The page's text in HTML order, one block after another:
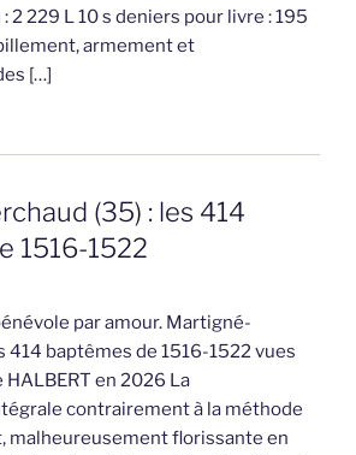
2 229 L 10 s deniers pour livre : 195
armement et
[…]
(35) : les 414
1516-1522
par amour. Martigné-
414 baptêmes de 1516-1522 vues
en 2026 La
contrairement à la méthode
malheureusement florissante en